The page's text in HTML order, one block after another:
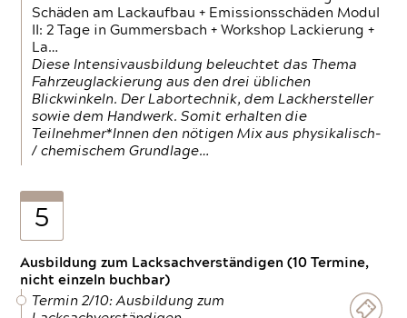
Schäden am Lackaufbau + Emissionsschäden Modul
II: 2 Tage in Gummersbach + Workshop Lackierung +
La…
Diese Intensivausbildung beleuchtet das Thema
Fahrzeuglackierung aus den drei üblichen
Blickwinkeln. Der Labortechnik, dem Lackhersteller
sowie dem Handwerk. Somit erhalten die
Teilnehmer*Innen den nötigen Mix aus physikalisch-
/ chemischem Grundlage…
5
Ausbildung zum Lacksachverständigen (10 Termine,
nicht einzeln buchbar)
Termin 2/10: Ausbildung zum